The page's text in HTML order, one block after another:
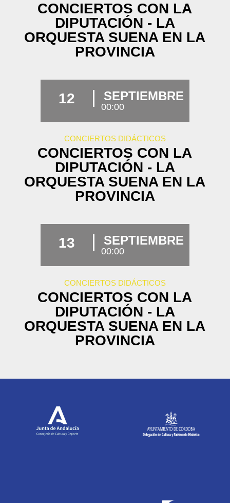
CONCIERTOS CON LA
DIPUTACIÓN - LA
ORQUESTA SUENA EN LA
PROVINCIA
12 SEPTIEMBRE
00:00
CONCIERTOS DIDÁCTICOS
CONCIERTOS CON LA
DIPUTACIÓN - LA
ORQUESTA SUENA EN LA
PROVINCIA
13 SEPTIEMBRE
00:00
CONCIERTOS DIDÁCTICOS
CONCIERTOS CON LA
DIPUTACIÓN - LA
ORQUESTA SUENA EN LA
PROVINCIA